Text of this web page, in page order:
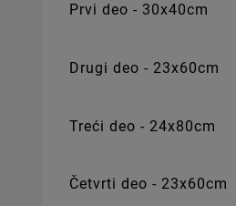
Prvi deo - 30x40cm
Drugi deo - 23x60cm
Treći deo - 24x80cm
Četvrti deo - 23x60cm